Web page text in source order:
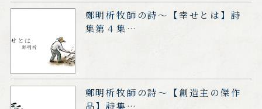
鄭明析牧師の詩～【幸せとは】詩
集第４集…
鄭明析牧師の詩～【創造主の傑作
品】詩集…